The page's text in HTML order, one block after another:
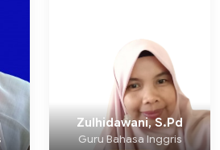
Zulhidawani, S.Pd
Guru Bahasa Inggris